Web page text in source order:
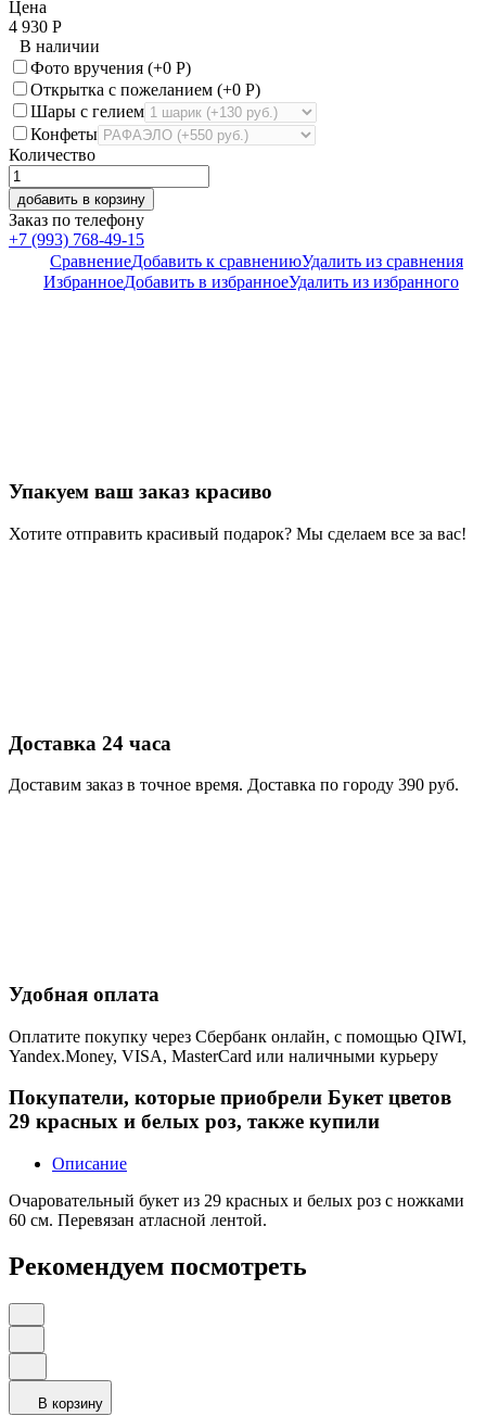
Цена
4 930 Р
В наличии
Фото вручения (+0 Р)
Открытка с пожеланием (+0 Р)
Шары с гелием
Конфеты
Количество
добавить в корзину
Заказ по телефону
+7 (993) 768-49-15
СравнениеДобавить к сравнениюУдалить из сравнения
ИзбранноеДобавить в избранноеУдалить из избранного
Упакуем ваш заказ красиво
Хотите отправить красивый подарок? Мы сделаем все за вас!
Доставка 24 часа
Доставим заказ в точное время. Доставка по городу 390 руб.
Удобная оплата
Оплатите покупку через Сбербанк онлайн, с помощью QIWI,
Yandex.Money, VISA, MasterCard или наличными курьеру
Покупатели, которые приобрели Букет цветов
29 красных и белых роз, также купили
Описание
Очаровательный букет из 29 красных и белых роз с ножками
60 см. Перевязан атласной лентой.
Рекомендуем посмотреть
В корзину